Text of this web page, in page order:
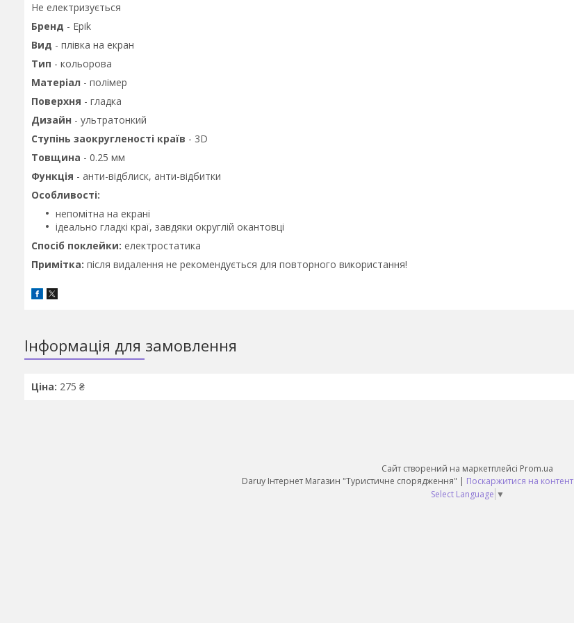
Не електризується
Бренд - Epik
Вид - плівка на екран
Тип - кольорова
Матеріал - полімер
Поверхня - гладка
Дизайн - ультратонкий
Ступінь заокругленості країв - 3D
Товщина - 0.25 мм
Функція - анти-відблиск, анти-відбитки
Особливості:
непомітна на екрані
ідеально гладкі краї, завдяки округлій окантовці
Спосіб поклейки: електростатика
Примітка: після видалення не рекомендується для повторного використання!
Інформація для замовлення
Ціна: 275 ₴
Сайт створений на маркетплейсі Prom.ua
Daruy Інтернет Магазин "Туристичне спорядження" | Поскаржитися на контент
Select Language ▼